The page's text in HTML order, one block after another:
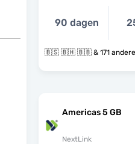
90 dagen
🇧🇸 🇧🇭 🇧🇧 & 171
Americas 5 GB
NextLink